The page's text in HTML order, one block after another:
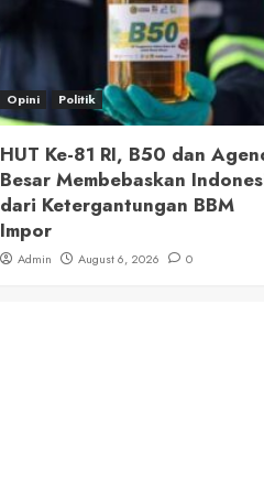
Opini Politik
HUT Ke-81 RI, B50 dan
Besar Membebaskan
dari Ketergantungan BBM
Impor
Admin August 6, 2026 0